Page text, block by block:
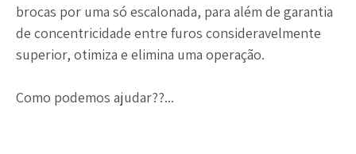
brocas por uma só escalonada, para além de garantia
de concentricidade entre furos consideravelmente
superior, otimiza e elimina uma operação.
Como podemos ajudar??...